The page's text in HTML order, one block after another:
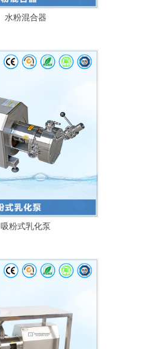
水粉混合器
吸粉式乳化泵